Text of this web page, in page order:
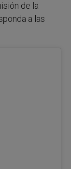
de la
a las